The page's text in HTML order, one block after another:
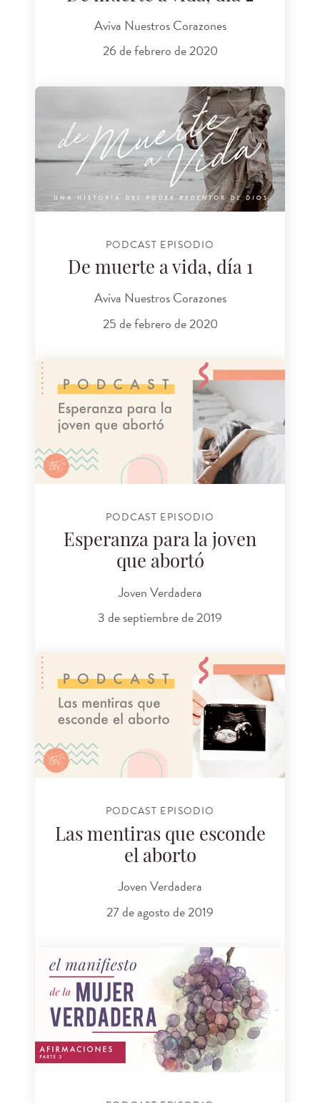
Aviva Nuestros Corazones
26 de febrero de 2020
PODCAST EPISODIO
De muerte a vida, día 1
Aviva Nuestros Corazones
25 de febrero de 2020
PODCAST EPISODIO
Esperanza para la joven
que abortó
Joven Verdadera
3 de septiembre de 2019
PODCAST EPISODIO
Las mentiras que esconde
el aborto
Joven Verdadera
27 de agosto de 2019